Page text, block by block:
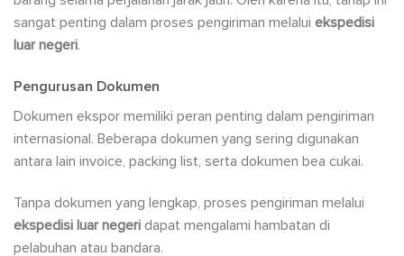
sangat penting dalam proses pengiriman melalui ekspedisi
luar negeri.
Pengurusan Dokumen
Dokumen ekspor memiliki peran penting dalam pengiriman
internasional. Beberapa dokumen yang sering digunakan
antara lain invoice, packing list, serta dokumen bea cukai.
Tanpa dokumen yang lengkap, proses pengiriman melalui
ekspedisi luar negeri dapat mengalami hambatan di
pelabuhan atau bandara.